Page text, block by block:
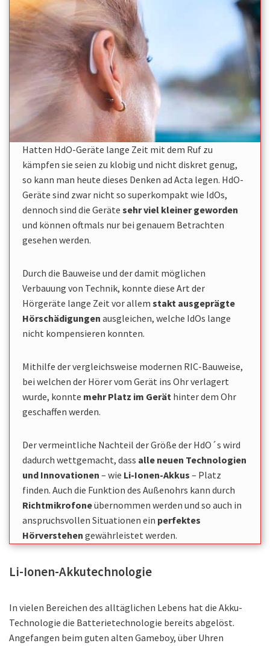
Hatten HdO-Geräte lange Zeit mit dem Ruf zu
kämpfen sie seien zu klobig und nicht diskret genug,
so kann man heute dieses Denken ad Acta legen. HdO-
Geräte sind zwar nicht so superkompakt wie IdOs,
dennoch sind die Geräte sehr viel kleiner geworden
und können oftmals nur bei genauem Betrachten
gesehen werden.
Durch die Bauweise und der damit möglichen
Verbauung von Technik, konnte diese Art der
Hörgeräte lange Zeit vor allem stakt ausgeprägte
Hörschädigungen ausgleichen, welche IdOs lange
nicht kompensieren konnten.
Mithilfe der vergleichsweise modernen RIC-Bauweise,
bei welchen der Hörervom Gerät ins Ohr verlagert
wurde, konnte mehr Platz im Geräthinter dem Ohr
geschaffen werden.
Der vermeintliche Nachteil der Größe der HdO´s wird
dadurch wettgemacht, dass alle neuen Technologien
und Innovationen – wie Li-Ionen-Akkus – Platz
finden. Auch die Funktion des Außenohrs kann durch
Richtmikrofoneübernommen werden und so auch in
anspruchsvollen Situationen ein perfektes
Hörverstehen gewährleistet werden.
Li-Ionen-Akkutechnologie
In vielen Bereichen des alltäglichen Lebens hat die Akku-
Technologie die Batterietechnologie bereits abgelöst.
Angefangen beim guten alten Gameboy, über Uhren